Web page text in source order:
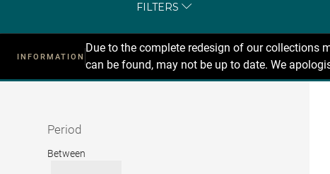
FILTERS
INFORMATION
Due to the complete redesign of our collections
can be found, may not be up to date. We
Recherche
Period
Period
Between